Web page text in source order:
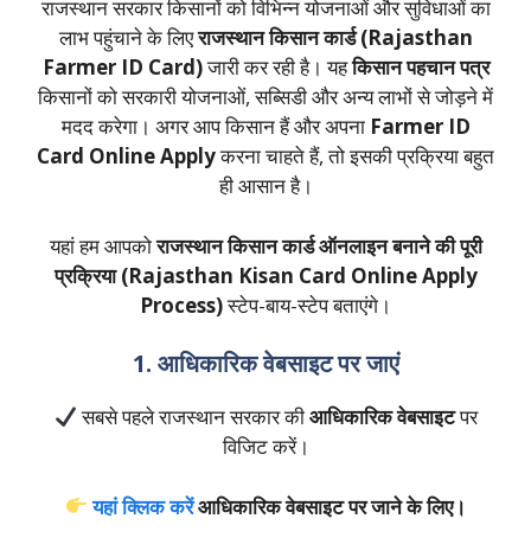
राजस्थान सरकार किसानों को विभिन्न योजनाओं और सुविधाओं का
लाभ पहुंचाने के लिएराजस्थान किसान कार्ड (Rajasthan
Farmer ID Card)जारी कर रही है। यहकिसान पहचान पत्र
किसानों को सरकारी योजनाओं, सब्सिडी और अन्य लाभों से जोड़ने में
मदद करेगा। अगर आप किसान हैं और अपना Farmer ID
Card Online Applyकरना चाहते हैं, तो इसकी प्रक्रिया बहुत
ही आसान है।
यहां हम आपकोराजस्थान किसान कार्ड ऑनलाइन बनाने की पूरी
प्रक्रिया (Rajasthan Kisan Card Online Apply
Process)स्टेप-बाय-स्टेप बताएंगे।
1. आधिकारिक वेबसाइट पर जाएं
सबसे पहले राजस्थान सरकार कीआधिकारिक वेबसाइटपर
विजिट करें।
यहां क्लिक करेंआधिकारिक वेबसाइट पर जाने के लिए।